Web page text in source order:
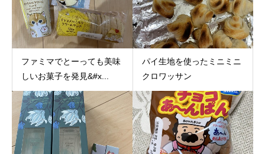
ファミマでとーっても美味
しいお菓子を発見&#x...
パイ生地を使ったミニミニ
クロワッサン